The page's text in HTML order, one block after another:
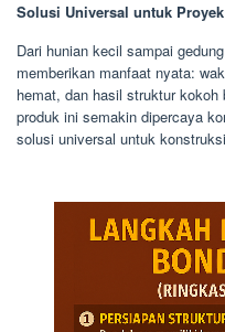
Solusi Universal untuk
Dari hunian kecil sampai
memberikan manfaat nyata:
hemat, dan hasil struktur
produk ini semakin dipercaya
solusi universal untuk